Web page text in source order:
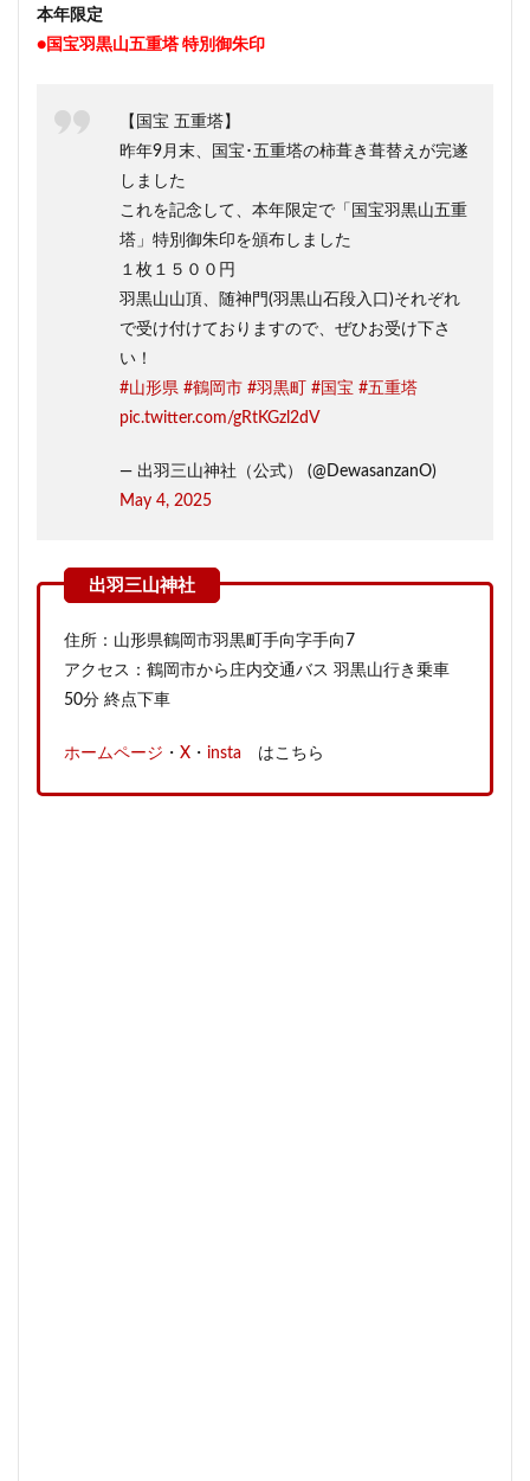
本年限定
●国宝羽黒山五重塔 特別御朱印
【国宝 五重塔】
昨年9月末、国宝･五重塔の柿葺き葺替えが完遂
しました
これを記念して、本年限定で「国宝羽黒山五重
塔」特別御朱印を頒布しました
１枚１５００円
羽黒山山頂、随神門(羽黒山石段入口)それぞれ
で受け付けておりますので、ぜひお受け下さ
い！
#山形県 #鶴岡市 #羽黒町 #国宝 #五重塔
pic.twitter.com/gRtKGzl2dV
— 出羽三山神社（公式） (@DewasanzanO)
May 4, 2025
住所：山形県鶴岡市羽黒町手向字手向7
アクセス：鶴岡市から庄内交通バス 羽黒山行き乗車
50分 終点下車
ホームページ ・ X ・ insta はこちら